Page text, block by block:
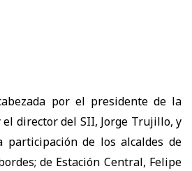
por el presidente de la
el director del SII, Jorge Trujillo, y
participación de los alcaldes de
de Estación Central, Felipe